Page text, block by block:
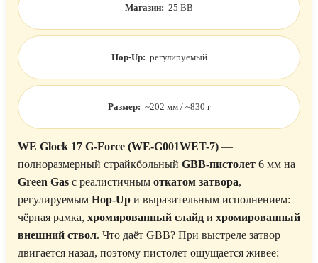
Магазин: 25 BB
Hop-Up: регулируемый
Размер: ~202 мм / ~830 г
WE Glock 17 G-Force (WE-G001WET-7) —
полноразмерный страйкбольный GBB-пистолет 6 мм на
Green Gas с реалистичным откатом затвора,
регулируемым Hop-Up и выразительным исполнением:
чёрная рамка, хромированный слайд и хромированный
внешний ствол. Что даёт GBB? При выстреле затвор
двигается назад, поэтому пистолет ощущается живее: